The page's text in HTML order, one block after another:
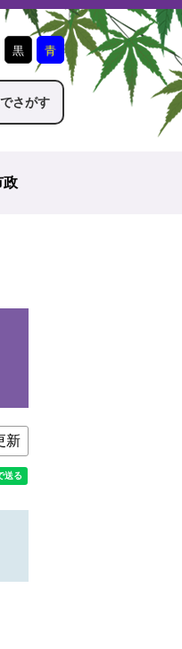
黒 青
さがす
政
新